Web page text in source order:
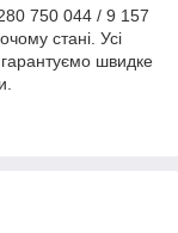
750 044 / 9 157
стані. Усі
гарантуємо швидке